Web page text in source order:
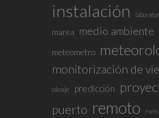
instalación
marea medio ambiente
meteometro
monitorización de
oleaje predicción
puerto remoto rwis